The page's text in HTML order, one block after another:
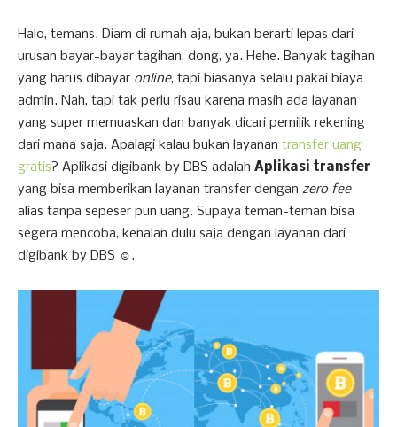
Halo, temans. Diam di rumah aja, bukan berarti lepas dari
urusan bayar-bayar tagihan, dong, ya. Hehe. Banyak tagihan
yang harus dibayar online, tapi biasanya selalu pakai biaya
admin. Nah, tapi tak perlu risau karena masih ada layanan
yang super memuaskan dan banyak dicari pemilik rekening
dari mana saja. Apalagi kalau bukan layanan transfer uang
gratis? Aplikasi digibank by DBS adalah Aplikasi transfer
yang bisa memberikan layanan transfer dengan zero fee
alias tanpa sepeser pun uang. Supaya teman-teman bisa
segera mencoba, kenalan dulu saja dengan layanan dari
digibank by DBS ☺️.